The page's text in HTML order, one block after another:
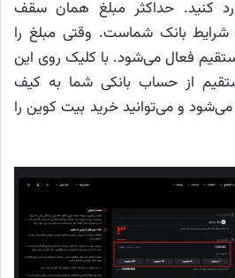
کنید. حداکثر مبلغ همان سقف
شرایط بانک شماست. وقتی مبلغ را
مستقیم فعال می‌شود. با کلیک روی این
از حساب بانکی شما به کیف
می‌شود و می‌توانید خرید بیت کوین را